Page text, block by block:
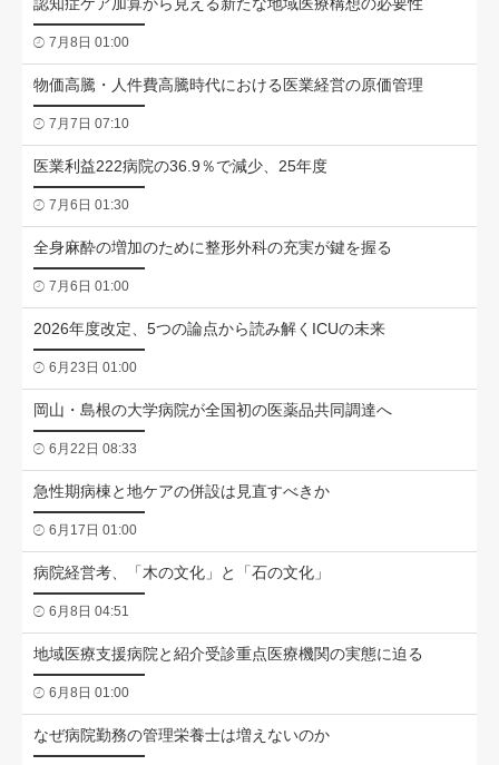
7月8日 01:00
物価高騰・人件費高騰時代における医業経営の原価管理
7月7日 07:10
医業利益222病院の36.9％で減少、25年度
7月6日 01:30
全身麻酔の増加のために整形外科の充実が鍵を握る
7月6日 01:00
2026年度改定、5つの論点から読み解くICUの未来
6月23日 01:00
岡山・島根の大学病院が全国初の医薬品共同調達へ
6月22日 08:33
急性期病棟と地ケアの併設は見直すべきか
6月17日 01:00
病院経営考、「木の文化」と「石の文化」
6月8日 04:51
地域医療支援病院と紹介受診重点医療機関の実態に迫る
6月8日 01:00
なぜ病院勤務の管理栄養士は増えないのか